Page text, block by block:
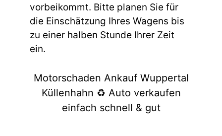
vorbeikommt. Bitte planen Sie für
die Einschätzung Ihres Wagens bis
zu einer halben Stunde Ihrer Zeit
ein.
Motorschaden Ankauf Wuppertal
Küllenhahn ♻️ Auto verkaufen
einfach schnell & gut